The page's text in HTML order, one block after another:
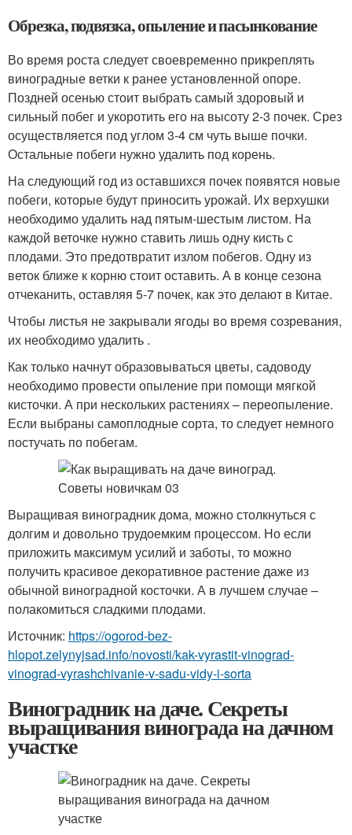
Обрезка, подвязка, опыление и пасынкование
Во время роста следует своевременно прикреплять
виноградные ветки к ранее установленной опоре.
Поздней осенью стоит выбрать самый здоровый и
сильный побег и укоротить его на высоту 2-3 почек. Срез
осуществляется под углом 3-4 см чуть выше почки.
Остальные побеги нужно удалить под корень.
На следующий год из оставшихся почек появятся новые
побеги, которые будут приносить урожай. Их верхушки
необходимо удалить над пятым-шестым листом. На
каждой веточке нужно ставить лишь одну кисть с
плодами. Это предотвратит излом побегов. Одну из
веток ближе к корню стоит оставить. А в конце сезона
отчеканить, оставляя 5-7 почек, как это делают в Китае.
Чтобы листья не закрывали ягоды во время созревания,
их необходимо удалить .
Как только начнут образовываться цветы, садоводу
необходимо провести опыление при помощи мягкой
кисточки. А при нескольких растениях – переопыление.
Если выбраны самоплодные сорта, то следует немного
постучать по побегам.
Выращивая виноградник дома, можно столкнуться с
долгим и довольно трудоемким процессом. Но если
приложить максимум усилий и заботы, то можно
получить красивое декоративное растение даже из
обычной виноградной косточки. А в лучшем случае –
полакомиться сладкими плодами.
Источник: https://ogorod-bez-
hlopot.zelynyjsad.info/novosti/kak-vyrastit-vinograd-
vinograd-vyrashchivanie-v-sadu-vidy-i-sorta
Виноградник на даче. Секреты
выращивания винограда на дачном
участке